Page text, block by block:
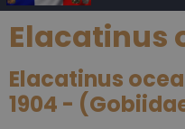
Elacatinus
Elacatinus
1904 -